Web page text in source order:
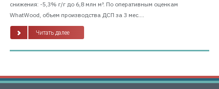
снижения: -5,3% г/г до 6,8 млн м³. По оперативным оценкам
WhatWood, объем производства ДСП за 3 мес....
Читать далее